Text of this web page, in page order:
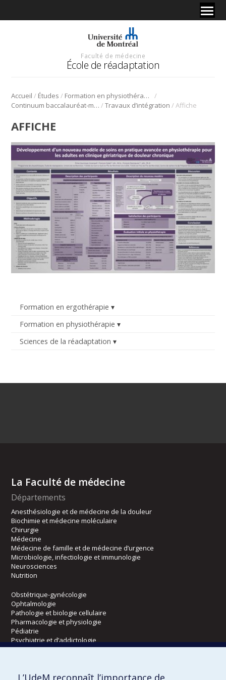
Faculté de médecine
École de réadaptation
Accueil / Études / Formation en physiothérapie
/
Continuum baccalauréat-maîtrise en physiothérapie /Travaux d’intégration /Affiche
Formation en ergothérapie
Formation en physiothérapie
Sciences de la réadaptation
AFFICHE
La Faculté de médecine
Départements
Anesthésiologie et de médecine de la douleur
Biochimie et médecine moléculaire
Chirurgie
Médecine
Médecine de famille et de médecine d’urgence
Microbiologie, infectiologie et immunologie
Neurosciences
Nutrition
Obstétrique-gynécologie
Ophtalmologie
Pathologie et biologie cellulaire
Pharmacologie et physiologie
Pédiatrie
Psychiatrie et d’addictologie
Radiologie, radio-oncologie et médecine nucléaire
L’UdeM reconnaît l’importance de